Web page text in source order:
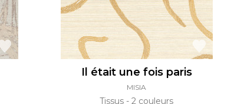
Il était une fois paris
MISIA
Tissus 2 couleurs